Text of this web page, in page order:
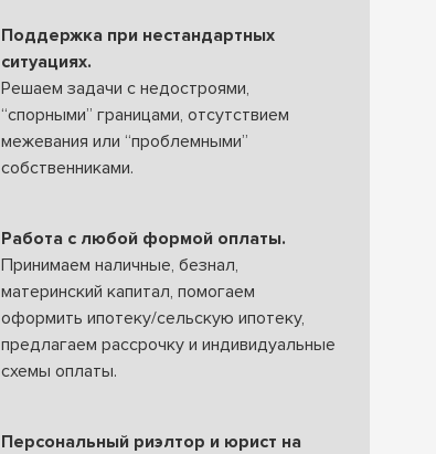
Поддержка при нестандартных
ситуациях.
Решаем задачи с недостроями,
“спорными” границами, отсутствием
межевания или “проблемными”
собственниками.
Работа с любой формой оплаты.
Принимаем наличные, безнал,
материнский капитал, помогаем
оформить ипотеку/сельскую ипотеку,
предлагаем рассрочку и индивидуальные
схемы оплаты.
Персональный риэлтор и юрист на